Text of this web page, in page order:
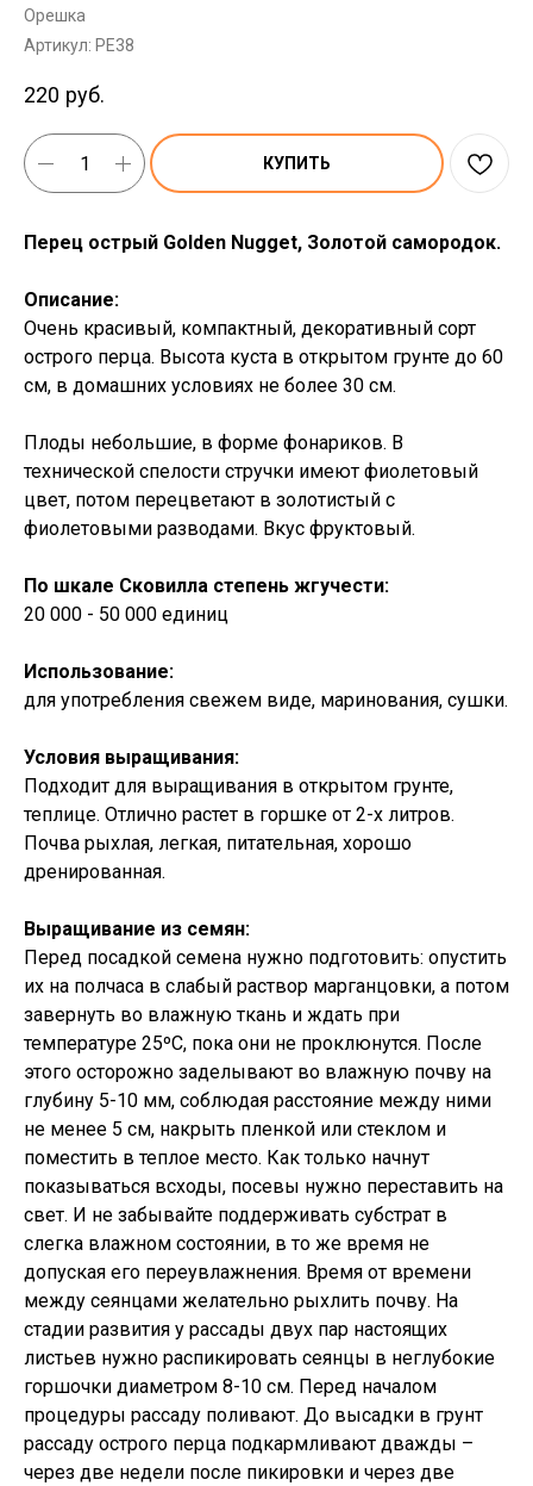
Орешка
Артикул: PE38
220 руб.
КУПИТЬ
Перец острый Golden Nugget, Золотой самородок.
Описание:
Очень красивый, компактный, декоративный сорт
острого перца. Высота куста в открытом грунте до 60
см, в домашних условиях не более 30 см.
Плоды небольшие, в форме фонариков. В
технической спелости стручки имеют фиолетовый
цвет, потом перецветают в золотистый с
фиолетовыми разводами. Вкус фруктовый.
По шкале Сковилла степень жгучести:
20 000 - 50 000 единиц
Использование:
для употребления свежем виде, маринования, сушки.
Условия выращивания:
Подходит для выращивания в открытом грунте,
теплице. Отлично растет в горшке от 2-х литров.
Почва рыхлая, легкая, питательная, хорошо
дренированная.
Выращивание из семян:
Перед посадкой семена нужно подготовить: опустить
их на полчаса в слабый раствор марганцовки, а потом
завернуть во влажную ткань и ждать при
температуре 25ºC, пока они не проклюнутся. После
этого осторожно заделывают во влажную почву на
глубину 5-10 мм, соблюдая расстояние между ними
не менее 5 см, накрыть пленкой или стеклом и
поместить в теплое место. Как только начнут
показываться всходы, посевы нужно переставить на
свет. И не забывайте поддерживать субстрат в
слегка влажном состоянии, в то же время не
допуская его переувлажнения. Время от времени
между сеянцами желательно рыхлить почву. На
стадии развития у рассады двух пар настоящих
листьев нужно распикировать сеянцы в неглубокие
горшочки диаметром 8-10 см. Перед началом
процедуры рассаду поливают. До высадки в грунт
рассаду острого перца подкармливают дважды –
через две недели после пикировки и через две